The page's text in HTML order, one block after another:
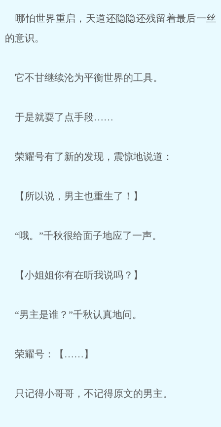
哪怕世界重启，天道还隐隐还残留着最后一丝
的意识。
它不甘继续沦为平衡世界的工具。
于是就耍了点手段……
荣耀号有了新的发现，震惊地说道：
【所以说，男主也重生了！】
“哦。”千秋很给面子地应了一声。
【小姐姐你有在听我说吗？】
“男主是谁？”千秋认真地问。
荣耀号：【……】
只记得小哥哥，不记得原文的男主。